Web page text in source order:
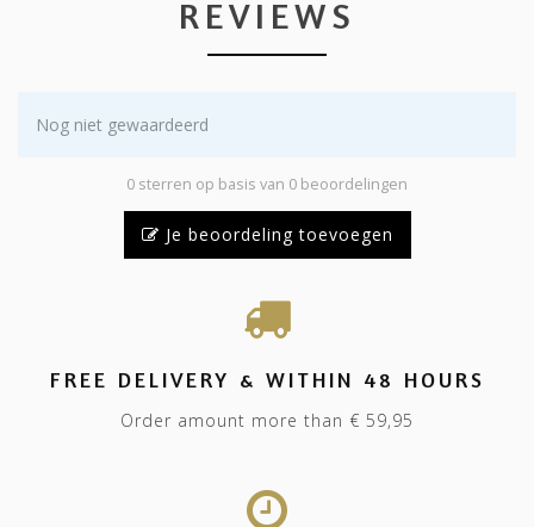
REVIEWS
Nog niet gewaardeerd
0 sterren op basis van 0 beoordelingen
Je beoordeling toevoegen
FREE DELIVERY & WITHIN 48 HOURS
Order amount more than € 59,95